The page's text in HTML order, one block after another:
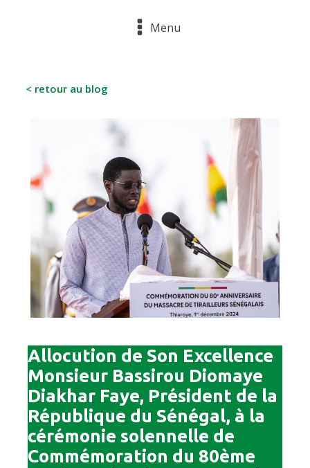
Menu
< retour au blog
Allocution de Son Excellence
Monsieur Bassirou Diomaye
Diakhar Faye, Président de la
République du Sénégal, à la
cérémonie solennelle de
Commémoration du 80ème